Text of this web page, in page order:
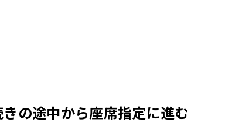
の途中から座席指定に進む